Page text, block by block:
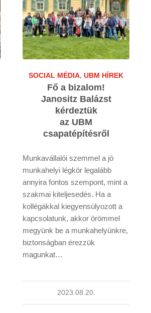
SOCIAL MÉDIA,UBM HÍREK
Fő a bizalom!
Janositz Balázst
kérdeztük
az UBM
csapatépítésről
Munkavállalói szemmel a jó
munkahelyi légkör legalább
annyira fontos szempont, mint a
szakmai kiteljesedés. Ha a
kollégákkal kiegyensúlyozott a
kapcsolatunk, akkor örömmel
megyünk be a munkahelyünkre,
biztonságban érezzük
magunkat…
2023.08.20.